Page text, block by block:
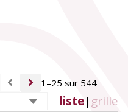
1–25 sur 544
liste | grille